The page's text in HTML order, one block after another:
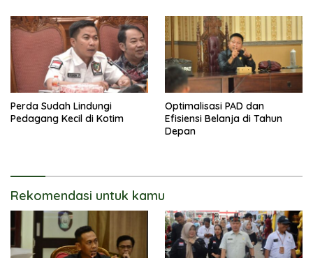
Perda Sudah Lindungi
Pedagang Kecil di Kotim
Optimalisasi PAD dan
Efisiensi Belanja di Tahun
Depan
Rekomendasi untuk kamu